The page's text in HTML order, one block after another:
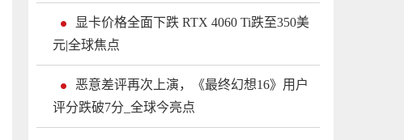
显卡价格全面下跌 RTX 4060 Ti跌至350美
元|全球焦点
恶意差评再次上演，《最终幻想16》用户
评分跌破7分_全球今亮点